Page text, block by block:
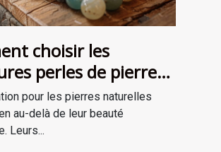
choisir les
perles de pierre
pour vos projets de
et de lithothérapie
pour les pierres naturelles
au-delà de leur beauté
Leurs...